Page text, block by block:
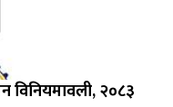
विनियमावली, २०८३